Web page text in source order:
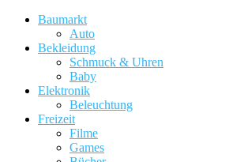
Baumarkt
Auto
Bekleidung
Schmuck & Uhren
Baby
Elektronik
Beleuchtung
Freizeit
Filme
Games